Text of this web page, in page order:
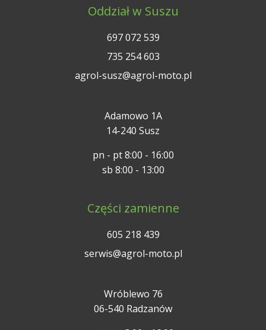
Oddział w Suszu
697 072 539
735 254 603
agrol-susz@agrol-moto.pl
Adamowo 1A
14-240 Susz
pn - pt 8:00 - 16:00
sb 8:00 - 13:00
Części zamienne
605 218 439
serwis@agrol-moto.pl
Wróblewo 76
06-540 Radzanów